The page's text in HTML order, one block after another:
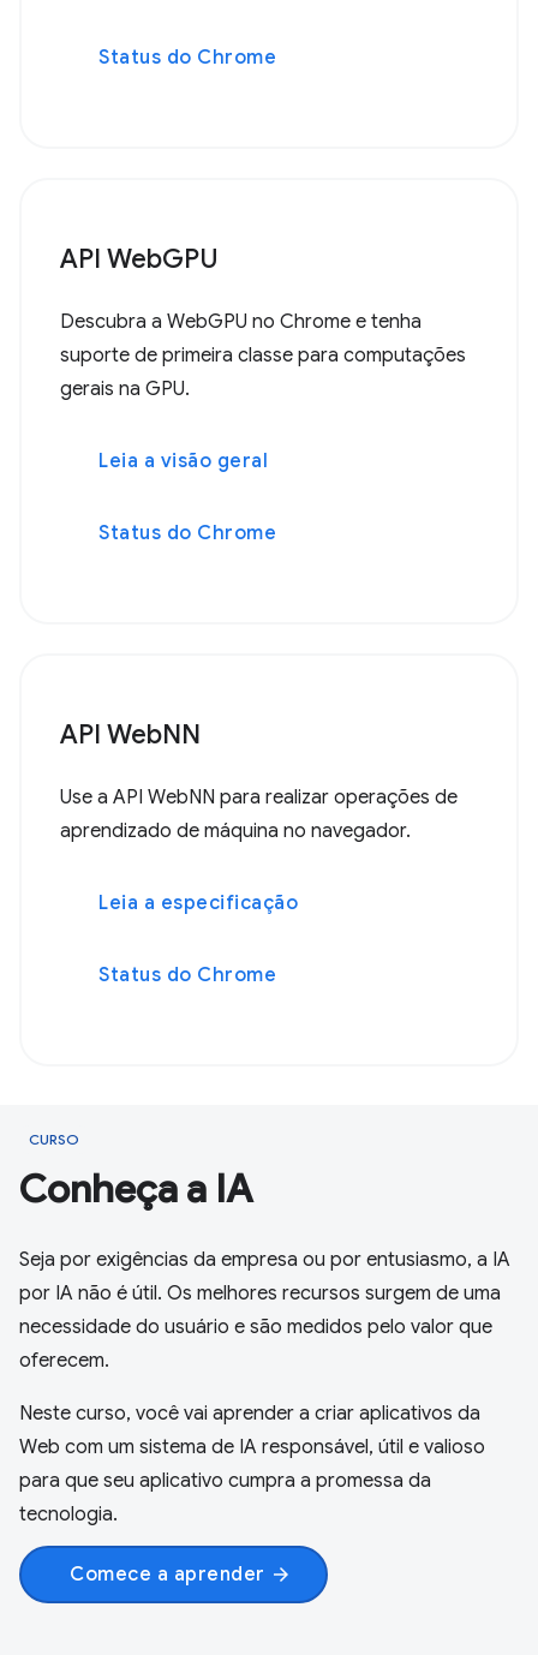
Status do Chrome
API WebGPU
Descubra a WebGPU no Chrome e tenha
suporte de primeira classe para computações
gerais na GPU.
Leia a visão geral
Status do Chrome
API WebNN
Use a API WebNN para realizar operações de
aprendizado de máquina no navegador.
Leia a especificação
Status do Chrome
CURSO
Conheça a IA
Seja por exigências da empresa ou por entusiasmo, a IA
por IA não é útil. Os melhores recursos surgem de uma
necessidade do usuário e são medidos pelo valor que
oferecem.
Neste curso, você vai aprender a criar aplicativos da
Web com um sistema de IA responsável, útil e valioso
para que seu aplicativo cumpra a promessa da
tecnologia.
Comece a aprender arrow_forward